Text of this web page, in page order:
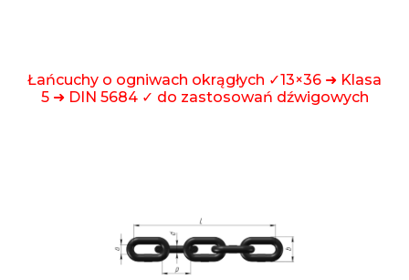
Łańcuchy o ogniwach okrągłych ✓13×36 ➜ Klasa
5 ➜ DIN 5684 ✓ do zastosowań dźwigowych